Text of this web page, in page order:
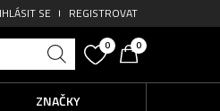
SE REGISTROVAT
0 0
ZNAČKY